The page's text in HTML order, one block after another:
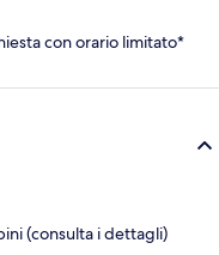
con orario limitato*
(consulta i dettagli)